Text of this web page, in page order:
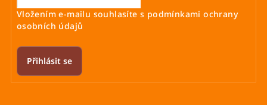
Vložením e-mailu souhlasíte s podmínkami ochrany
osobních údajů
Přihlásit se